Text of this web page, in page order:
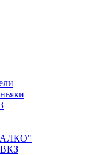
АЛКО"
ВКЗ